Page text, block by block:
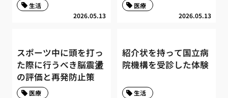
2026.05.13
生活
2026.05.13
医療
スポーツ中に頭を打っ
た際に行うべき脳震盪
の評価と再発防止策
医療
紹介状を持って国立病
院機構を受診した体験
生活